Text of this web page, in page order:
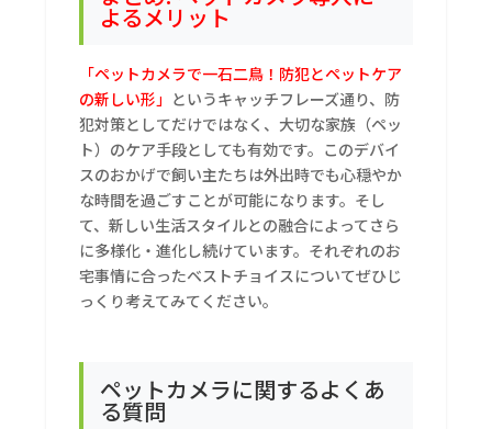
よるメリット
「ペットカメラで一石二鳥！防犯とペットケア
の新しい形」 というキャッチフレーズ通り、防
犯対策としてだけではなく、大切な家族（ペッ
ト）のケア手段としても有効です。このデバイ
スのおかげで飼い主たちは外出時でも心穏やか
な時間を過ごすことが可能になります。そし
て、新しい生活スタイルとの融合によってさら
に多様化・進化し続けています。それぞれのお
宅事情に合ったベストチョイスについてぜひじ
っくり考えてみてください。
ペットカメラに関するよくあ
る質問